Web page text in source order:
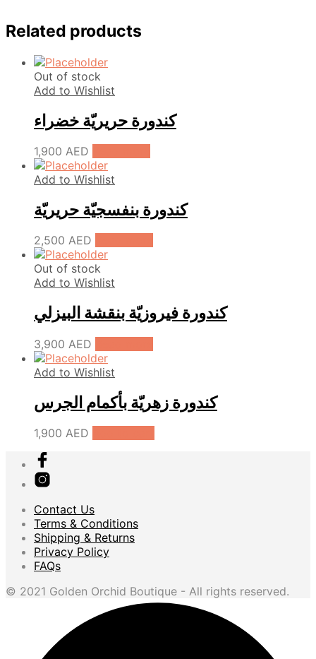
Related products
Out of stock
Add to Wishlist
كندورة حريريّة خضراء
1,900 AED
Add to Wishlist
كندورة بنفسجيّة حريريّة
2,500 AED
Out of stock
Add to Wishlist
كندورة فيروزيّة بنقشة البيزلي
3,900 AED
Add to Wishlist
كندورة زهريّة بأكمام الجرس
1,900 AED
Contact Us
Terms & Conditions
Shipping & Returns
Privacy Policy
FAQs
© 2021 Golden Orchid Boutique - All rights reserved.